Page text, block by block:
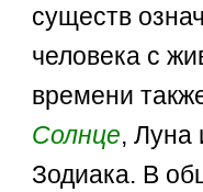
существ
человека с
времени
Солнце, Луна
Зодиака. В